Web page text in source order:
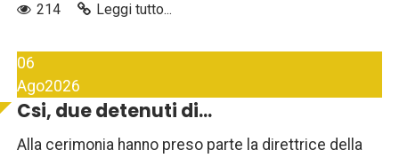
214
Leggi tutto...
06
Ago2026
Csi, due detenuti di...
Alla cerimonia hanno preso parte la direttrice della